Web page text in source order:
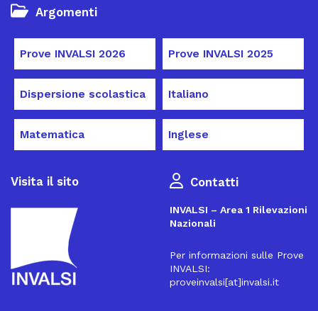
Argomenti
Prove INVALSI 2026 Prove INVALSI 2025
Dispersione scolastica Italiano
Matematica Inglese
Visita il sito Contatti
INVALSI – Area 1 Rilevazioni
Nazionali
Per informazioni sulle Prove
INVALSI:
proveinvalsi[at]invalsi.it